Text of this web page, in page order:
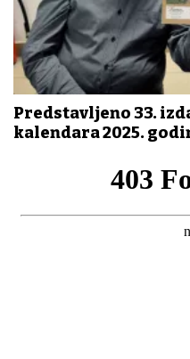
Predstavljeno 33.
kalendara 2025.